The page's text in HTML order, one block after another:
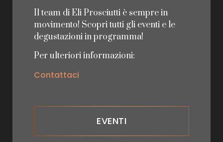
Il team di Eli Prosciutti è sempre in
movimento! Scopri tutti gli eventi e le
degustazioni in programma!
Per ulteriori informazioni:
Contattaci
EVENTI